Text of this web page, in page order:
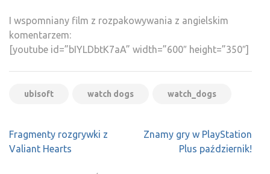
I wspomniany film z rozpakowywania z angielskim
komentarzem:
[youtube id=”bIYLDbtK7aA” width=”600″ height=”350″]
ubisoft watch dogs watch_dogs
Nawigacja
wpisu
Fragmenty rozgrywki z
Valiant Hearts
Znamy gry w PlayStation
Plus październik!